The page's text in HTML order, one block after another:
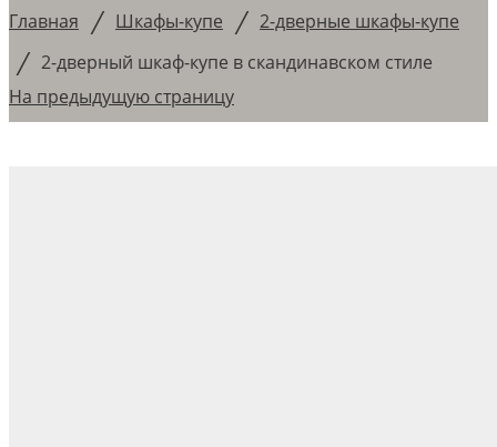
Главная / Шкафы-купе / 2-дверные шкафы-купе
/ 2-дверный шкаф-купе в скандинавском стиле
На предыдущую страницу